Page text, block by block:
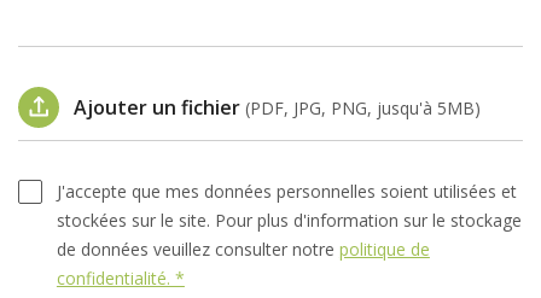
Ajouter un fichier (PDF, JPG, PNG, jusqu'à 5MB)
J'accepte que mes données personnelles soient utilisées et
stockées sur le site. Pour plus d'information sur le stockage
de données veuillez consulter notre politique de
confidentialité. *